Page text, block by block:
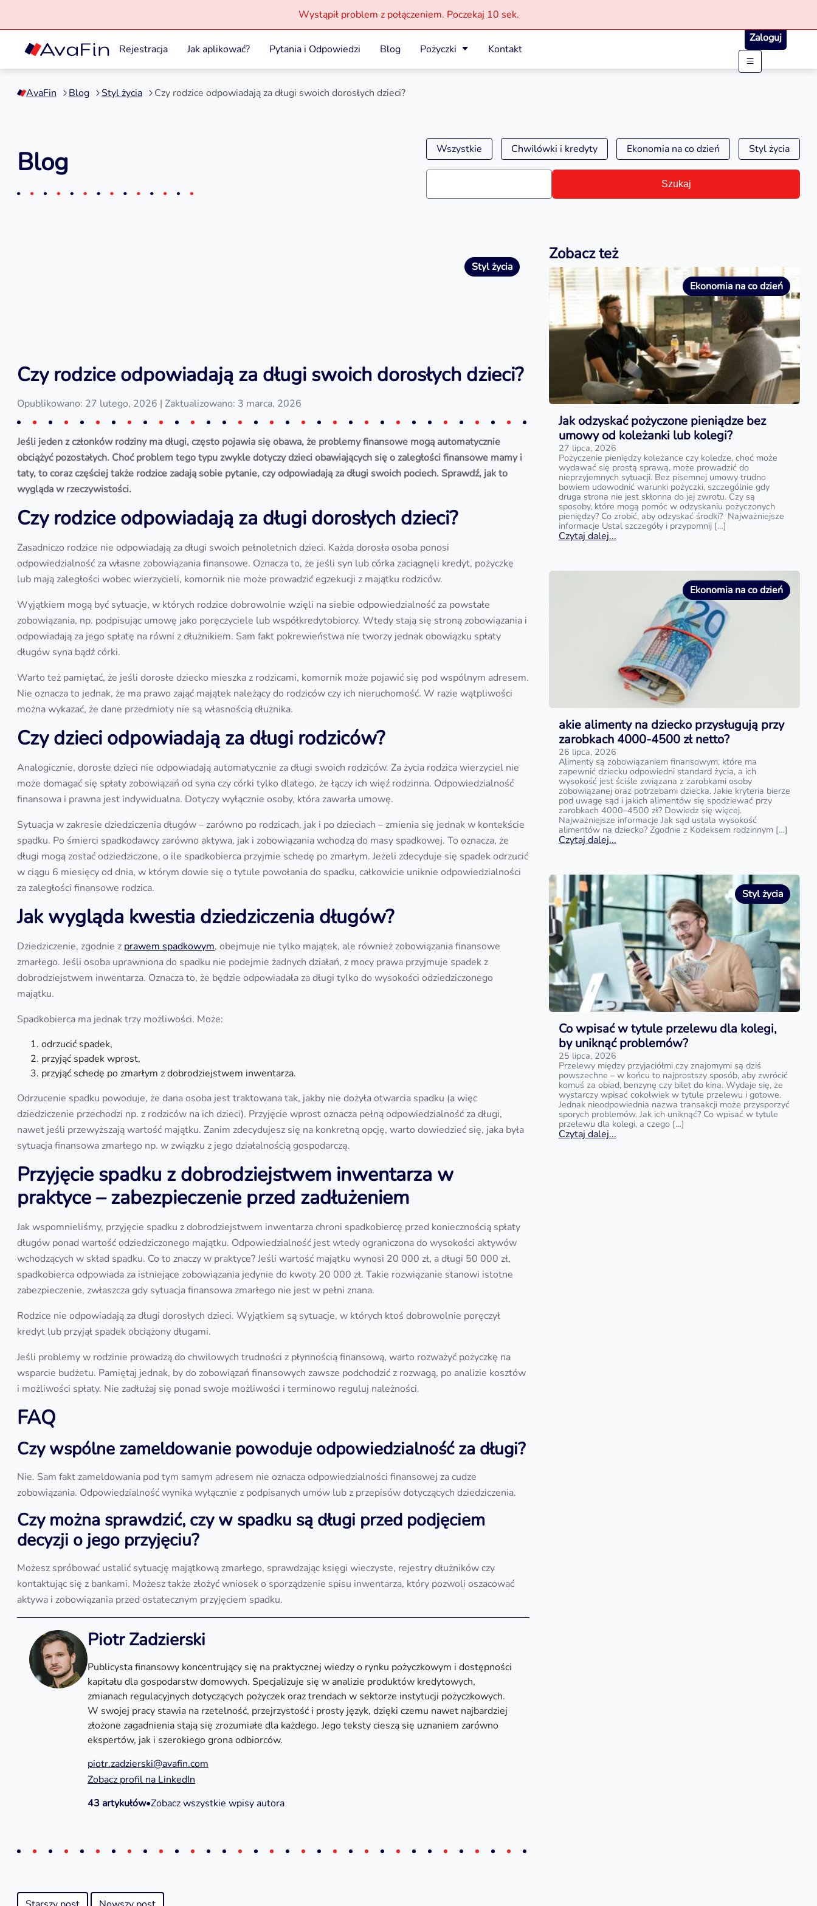
Przejdź
treści
Wystąpił problem z połączeniem. Poczekaj 10 sek.
Rejestracja Jak aplikować? Pytania i Odpowiedzi Blog Pożyczki Kontakt
Zaloguj
AvaFin Blog Styl życia Czy rodzice odpowiadają za długi swoich dorosłych dzieci?
Blog Wszystkie Chwilówki i kredyty Ekonomia na co dzień Styl życia
Szukaj
Styl życia
Czy rodzice odpowiadają za długi swoich dorosłych dzieci?
Opublikowano: 27 lutego, 2026 | Zaktualizowano: 3 marca, 2026
Jeśli jeden z członków rodziny ma długi, często pojawia się obawa, że problemy finansowe mogą automatycznie
obciążyć pozostałych. Choć problem tego typu zwykle dotyczy dzieci obawiających się o zaległości finansowe mamy i
taty, to coraz częściej także rodzice zadają sobie pytanie, czy odpowiadają za długi swoich pociech. Sprawdź, jak to
wygląda w rzeczywistości.
Czy rodzice odpowiadają za długi dorosłych dzieci?
Zasadniczo rodzice nie odpowiadają za długi swoich pełnoletnich dzieci. Każda dorosła osoba ponosi
odpowiedzialność za własne zobowiązania finansowe. Oznacza to, że jeśli syn lub córka zaciągnęli kredyt, pożyczkę
lub mają zaległości wobec wierzycieli, komornik nie może prowadzić egzekucji z majątku rodziców.
Wyjątkiem mogą być sytuacje, w których rodzice dobrowolnie wzięli na siebie odpowiedzialność za powstałe
zobowiązania, np. podpisując umowę jako poręczyciele lub współkredytobiorcy. Wtedy stają się stroną zobowiązania i
odpowiadają za jego spłatę na równi z dłużnikiem. Sam fakt pokrewieństwa nie tworzy jednak obowiązku spłaty
długów syna bądź córki.
Warto też pamiętać, że jeśli dorosłe dziecko mieszka z rodzicami, komornik może pojawić się pod wspólnym adresem.
Nie oznacza to jednak, że ma prawo zająć majątek należący do rodziców czy ich nieruchomość. W razie wątpliwości
można wykazać, że dane przedmioty nie są własnością dłużnika.
Czy dzieci odpowiadają za długi rodziców?
Analogicznie, dorosłe dzieci nie odpowiadają automatycznie za długi swoich rodziców. Za życia rodzica wierzyciel nie
może domagać się spłaty zobowiązań od syna czy córki tylko dlatego, że łączy ich więź rodzinna. Odpowiedzialność
finansowa i prawna jest indywidualna. Dotyczy wyłącznie osoby, która zawarła umowę.
Sytuacja w zakresie dziedziczenia długów – zarówno po rodzicach, jak i po dzieciach – zmienia się jednak w kontekście
spadku. Po śmierci spadkodawcy zarówno aktywa, jak i zobowiązania wchodzą do masy spadkowej. To oznacza, że
długi mogą zostać odziedziczone, o ile spadkobierca przyjmie schedę po zmarłym. Jeżeli zdecyduje się spadek odrzucić
w ciągu 6 miesięcy od dnia, w którym dowie się o tytule powołania do spadku, całkowicie uniknie odpowiedzialności
za zaległości finansowe rodzica.
Jak wygląda kwestia dziedziczenia długów?
Dziedziczenie, zgodnie z prawem spadkowym, obejmuje nie tylko majątek, ale również zobowiązania finansowe
zmarłego. Jeśli osoba uprawniona do spadku nie podejmie żadnych działań, z mocy prawa przyjmuje spadek z
dobrodziejstwem inwentarza. Oznacza to, że będzie odpowiadała za długi tylko do wysokości odziedziczonego
majątku.
Spadkobierca ma jednak trzy możliwości. Może:
odrzucić spadek,
przyjąć spadek wprost,
przyjąć schedę po zmarłym z dobrodziejstwem inwentarza.
Odrzucenie spadku powoduje, że dana osoba jest traktowana tak, jakby nie dożyła otwarcia spadku (a więc
dziedziczenie przechodzi np. z rodziców na ich dzieci). Przyjęcie wprost oznacza pełną odpowiedzialność za długi,
nawet jeśli przewyższają wartość majątku. Zanim zdecydujesz się na konkretną opcję, warto dowiedzieć się, jaka była
sytuacja finansowa zmarłego np. w związku z jego działalnością gospodarczą.
Przyjęcie spadku z dobrodziejstwem inwentarza w
praktyce – zabezpieczenie przed zadłużeniem
Jak wspomnieliśmy, przyjęcie spadku z dobrodziejstwem inwentarza chroni spadkobiercę przed koniecznością spłaty
długów ponad wartość odziedziczonego majątku. Odpowiedzialność jest wtedy ograniczona do wysokości aktywów
wchodzących w skład spadku. Co to znaczy w praktyce? Jeśli wartość majątku wynosi 20 000 zł, a długi 50 000 zł,
spadkobierca odpowiada za istniejące zobowiązania jedynie do kwoty 20 000 zł. Takie rozwiązanie stanowi istotne
zabezpieczenie, zwłaszcza gdy sytuacja finansowa zmarłego nie jest w pełni znana.
Rodzice nie odpowiadają za długi dorosłych dzieci. Wyjątkiem są sytuacje, w których ktoś dobrowolnie poręczył
kredyt lub przyjął spadek obciążony długami.
Jeśli problemy w rodzinie prowadzą do chwilowych trudności z płynnością finansową, warto rozważyć pożyczkę na
wsparcie budżetu. Pamiętaj jednak, by do zobowiązań finansowych zawsze podchodzić z rozwagą, po analizie kosztów
i możliwości spłaty. Nie zadłużaj się ponad swoje możliwości i terminowo reguluj należności.
FAQ
Czy wspólne zameldowanie powoduje odpowiedzialność za długi?
Nie. Sam fakt zameldowania pod tym samym adresem nie oznacza odpowiedzialności finansowej za cudze
zobowiązania. Odpowiedzialność wynika wyłącznie z podpisanych umów lub z przepisów dotyczących dziedziczenia.
Czy można sprawdzić, czy w spadku są długi przed podjęciem
decyzji o jego przyjęciu?
Możesz spróbować ustalić sytuację majątkową zmarłego, sprawdzając księgi wieczyste, rejestry dłużników czy
kontaktując się z bankami. Możesz także złożyć wniosek o sporządzenie spisu inwentarza, który pozwoli oszacować
aktywa i zobowiązania przed ostatecznym przyjęciem spadku.
Piotr Zadzierski
Publicysta finansowy koncentrujący się na praktycznej wiedzy o rynku pożyczkowym i dostępności
kapitału dla gospodarstw domowych. Specjalizuje się w analizie produktów kredytowych,
zmianach regulacyjnych dotyczących pożyczek oraz trendach w sektorze instytucji pożyczkowych.
W swojej pracy stawia na rzetelność, przejrzystość i prosty język, dzięki czemu nawet najbardziej
złożone zagadnienia stają się zrozumiałe dla każdego. Jego teksty cieszą się uznaniem zarówno
ekspertów, jak i szerokiego grona odbiorców.
piotr.zadzierski@avafin.com
Zobacz profil na LinkedIn
43 artykułów•Zobacz wszystkie wpisy autora
Zobacz też
Ekonomia na co dzień
Jak odzyskać pożyczone pieniądze bez
umowy od koleżanki lub kolegi?
27 lipca, 2026
Pożyczenie pieniędzy koleżance czy koledze, choć może
wydawać się prostą sprawą, może prowadzić do
nieprzyjemnych sytuacji. Bez pisemnej umowy trudno
bowiem udowodnić warunki pożyczki, szczególnie gdy
druga strona nie jest skłonna do jej zwrotu. Czy są
sposoby, które mogą pomóc w odzyskaniu pożyczonych
pieniędzy? Co zrobić, aby odzyskać środki? Najważniejsze
informacje Ustal szczegóły i przypomnij […]
Czytaj dalej...
Ekonomia na co dzień
akie alimenty na dziecko przysługują przy
zarobkach 4000-4500 zł netto?
26 lipca, 2026
Alimenty są zobowiązaniem finansowym, które ma
zapewnić dziecku odpowiedni standard życia, a ich
wysokość jest ściśle związana z zarobkami osoby
zobowiązanej oraz potrzebami dziecka. Jakie kryteria bierze
pod uwagę sąd i jakich alimentów się spodziewać przy
zarobkach 4000–4500 zł? Dowiedz się więcej.
Najważniejsze informacje Jak sąd ustala wysokość
alimentów na dziecko? Zgodnie z Kodeksem rodzinnym […]
Czytaj dalej...
Styl życia
Co wpisać w tytule przelewu dla kolegi,
by uniknąć problemów?
25 lipca, 2026
Przelewy między przyjaciółmi czy znajomymi są dziś
powszechne – w końcu to najprostszy sposób, aby zwrócić
komuś za obiad, benzynę czy bilet do kina. Wydaje się, że
wystarczy wpisać cokolwiek w tytule przelewu i gotowe.
Jednak nieodpowiednia nazwa transakcji może przysporzyć
sporych problemów. Jak ich uniknąć? Co wpisać w tytule
przelewu dla kolegi, a czego […]
Czytaj dalej...